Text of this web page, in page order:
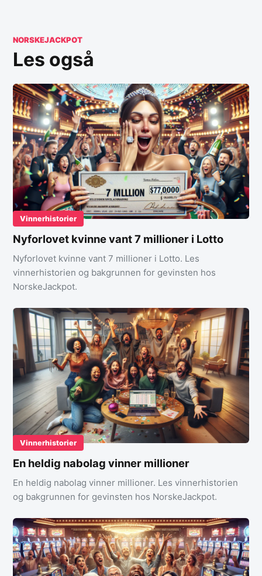
NORSKEJACKPOT
Les også
Vinnerhistorier
Nyforlovet kvinne vant 7 millioner i Lotto
Nyforlovet kvinne vant 7 millioner i Lotto. Les
vinnerhistorien og bakgrunnen for gevinsten hos
NorskeJackpot.
Vinnerhistorier
En heldig nabolag vinner millioner
En heldig nabolag vinner millioner. Les vinnerhistorien
og bakgrunnen for gevinsten hos NorskeJackpot.